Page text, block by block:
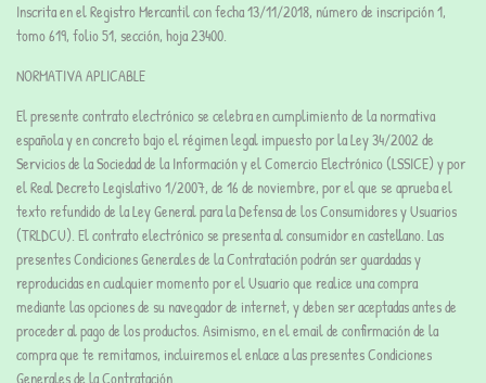
Inscrita en el Registro Mercantil con fecha 13/11/2018, número de inscripción 1,
tomo 619, folio 51, sección, hoja 23400.
NORMATIVA APLICABLE
El presente contrato electrónico se celebra en cumplimiento de la normativa
española y en concreto bajo el régimen legal impuesto por la Ley 34/2002 de
Servicios de la Sociedad de la Información y el Comercio Electrónico (LSSICE) y por
el Real Decreto Legislativo 1/2007, de 16 de noviembre, por el que se aprueba el
texto refundido de la Ley General para la Defensa de los Consumidores y Usuarios
(TRLDCU). El contrato electrónico se presenta al consumidor en castellano. Las
presentes Condiciones Generales de la Contratación podrán ser guardadas y
reproducidas en cualquier momento por el Usuario que realice una compra
mediante las opciones de su navegador de internet, y deben ser aceptadas antes de
proceder al pago de los productos. Asimismo, en el email de confirmación de la
compra que te remitamos, incluiremos el enlace a las presentes Condiciones
Generales de la Contratación.